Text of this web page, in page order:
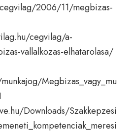
2006/11/megbizas-
cegvilag/a-
vallalkozas-elhatarolasa/
Megbizas_vagy_mu
Downloads/Szakkepzesi